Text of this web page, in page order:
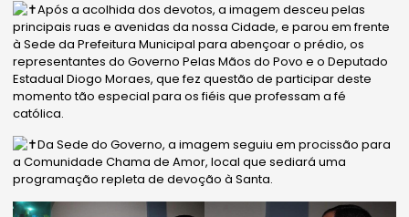
Após a acolhida dos devotos, a imagem desceu pelas
principais ruas e avenidas da nossa Cidade, e parou em frente
à Sede da Prefeitura Municipal para abençoar o prédio, os
representantes do Governo Pelas Mãos do Povo e o Deputado
Estadual Diogo Moraes, que fez questão de participar deste
momento tão especial para os fiéis que professam a fé
católica.
Da Sede do Governo, a imagem seguiu em procissão para
a Comunidade Chama de Amor, local que sediará uma
programação repleta de devoção à Santa.